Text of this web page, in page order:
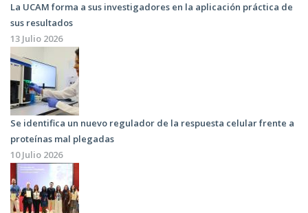
La UCAM forma a sus investigadores en la aplicación práctica de
sus resultados
13 Julio 2026
Se identifica un nuevo regulador de la respuesta celular frente a
proteínas mal plegadas
10 Julio 2026